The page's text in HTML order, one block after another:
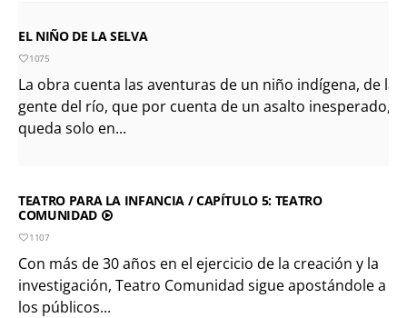
EL NIÑO DE LA SELVA
1075
La obra cuenta las aventuras de un niño indígena, de la
gente del río, que por cuenta de un asalto inesperado,
queda solo en...
TEATRO PARA LA INFANCIA / CAPÍTULO 5: TEATRO
COMUNIDAD
1107
Con más de 30 años en el ejercicio de la creación y la
investigación, Teatro Comunidad sigue apostándole a
los públicos...